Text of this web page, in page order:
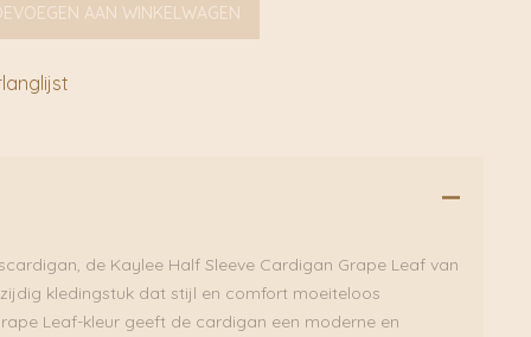
AAN WINKELWAGEN
de Kaylee Half Sleeve Cardigan Grape Leaf van
kledingstuk dat stijl en comfort moeiteloos
Leaf-kleur geeft de cardigan een moderne en